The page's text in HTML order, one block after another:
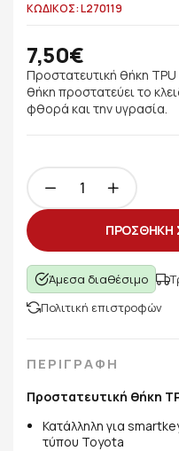
ΚΩΔΙΚΟΣ: L270119
7,50€
Προστατευτική θήκη
θήκη προστατεύει το
φθορά και την υγρασία.
ΠΡΟΣΘΗΚΗ
Άμεσα διαθέσιμο
Πολιτική επιστροφών
ΠΕΡΙΓΡΑΦΗ
Προστατευτική θήκη
Κατάλληλη για
τύπου Toyota